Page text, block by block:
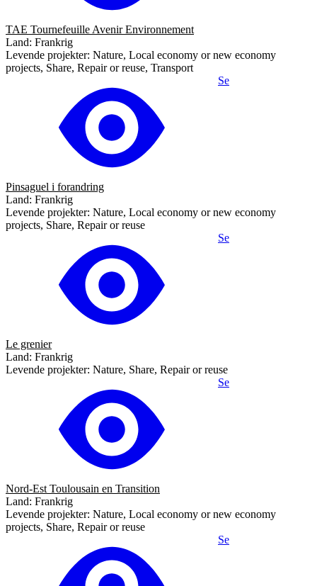
TAE Tournefeuille Avenir Environnement
Land: Frankrig
Levende projekter: Nature, Local economy or new economy
projects, Share, Repair or reuse, Transport
Se
Pinsaguel i forandring
Land: Frankrig
Levende projekter: Nature, Local economy or new economy
projects, Share, Repair or reuse
Se
Le grenier
Land: Frankrig
Levende projekter: Nature, Share, Repair or reuse
Se
Nord-Est Toulousain en Transition
Land: Frankrig
Levende projekter: Nature, Local economy or new economy
projects, Share, Repair or reuse
Se